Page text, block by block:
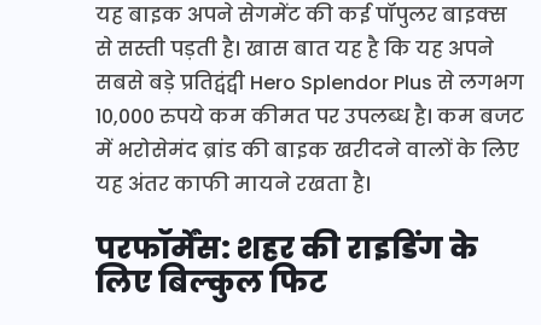
यह बाइक अपने सेगमेंट की कई पॉपुलर बाइक्स
से सस्ती पड़ती है। खास बात यह है कि यह अपने
सबसे बड़े प्रतिद्वंद्वी Hero Splendor Plus से लगभग
10,000 रुपये कम कीमत पर उपलब्ध है। कम बजट
में भरोसेमंद ब्रांड की बाइक खरीदने वालों के लिए
यह अंतर काफी मायने रखता है।
परफॉर्मेंस: शहर की राइडिंग के
लिए बिल्कुल फिट